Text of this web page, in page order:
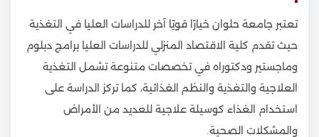
تعتبر جامعة حلوان خيارًا قويًا آخر للدراسات العليا في التغذية
حيث تقدم كلية الاقتصاد المنزلي للدراسات العليا برامج دبلوم
وماجستير ودكتوراه في تخصصات متنوعة تشمل التغذية
العلاجية والتغذية والنظم الغذائية، كما تركز الدراسة على
استخدام الغذاء كوسيلة علاجية للعديد من الأمراض
والمشكلات الصحية.